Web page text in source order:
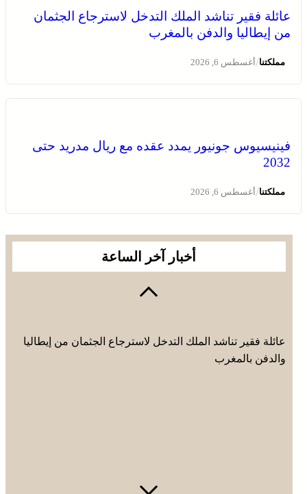
عائلة فقير تناشد الملك التدخل لاسترجاع الجثمان
من إيطاليا والدفن بالمغرب
مملكتنا/أغسطس 6, 2026
فينيسيوس جونيور يمدد عقده مع ريال مدريد حتى
2032
مملكتنا/أغسطس 6, 2026
أخبار آخر الساعة
يقظة أمنية وتنظيم محكم يواكبان افتتاح مهرجان الزربية
الثقافي
عائلة فقير تناشد الملك التدخل لاسترجاع الجثمان من إيطاليا
والدفن بالمغرب